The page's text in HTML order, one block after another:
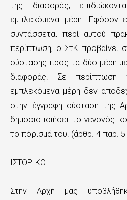
της διαφοράς,
εμπλεκόμενα μέρη. Εφόσον
συντάσσεται περί αυτού
περίπτωση, ο ΣτΚ προβαίνει
σύστασης προς τα δύο μέρη
διαφοράς. Σε
εμπλεκόμενα μέρη δεν
στην έγγραφη σύσταση της
δημοσιοποιήσει το γεγονός
το πόρισμά του. (άρθρ. 4 παρ.
ΙΣΤΟΡΙΚΟ
Στην Αρχή μας